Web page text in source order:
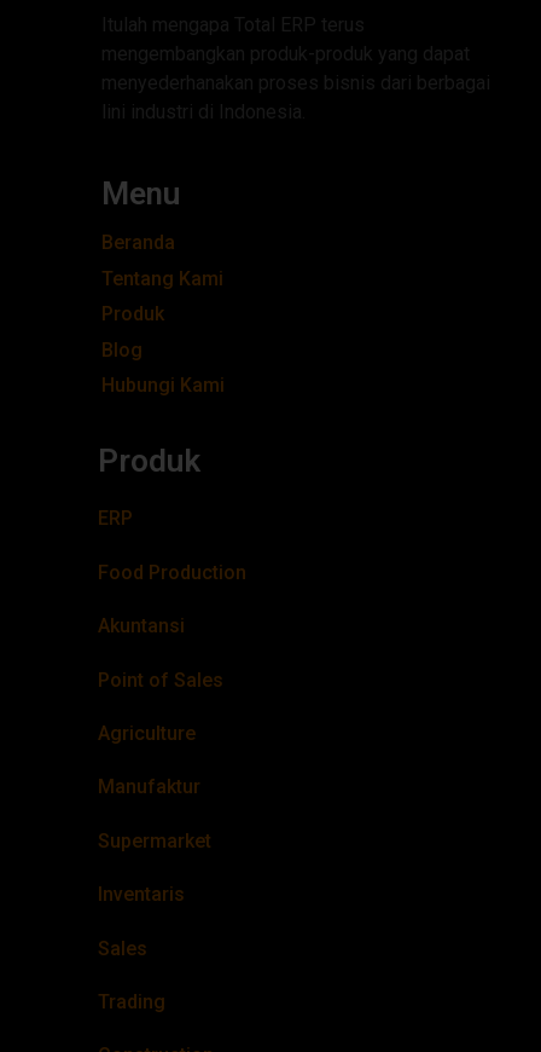
Itulah mengapa Total ERP terus
mengembangkan produk-produk yang dapat
menyederhanakan proses bisnis dari berbagai
lini industri di Indonesia.
Menu
Beranda
Tentang Kami
Produk
Blog
Hubungi Kami
Produk
ERP
Food Production
Akuntansi
Point of Sales
Agriculture
Manufaktur
Supermarket
Inventaris
Sales
Trading